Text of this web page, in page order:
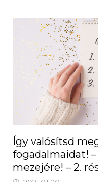
Így valósítsd
fogadalmaidat!
mezejére! – 2.